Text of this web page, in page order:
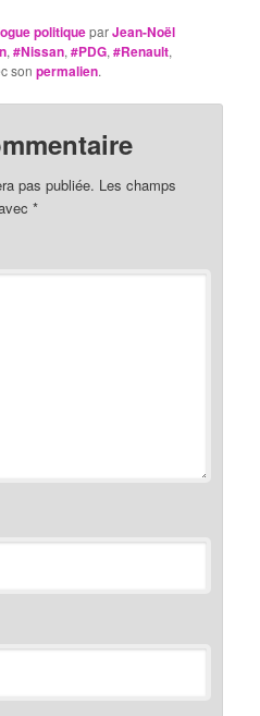
politiqueparJean-Noël
,#Nissan,#PDG,#Renault,
sonpermalien.
pas publiée. Les champs
*